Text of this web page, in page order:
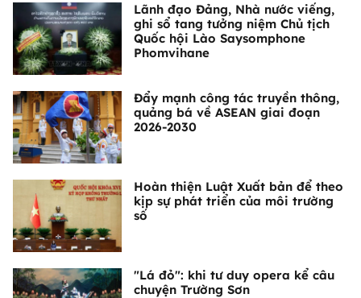
Lãnh đạo Đảng, Nhà nước viếng,
ghi sổ tang tưởng niệm Chủ tịch
Quốc hội Lào Saysomphone
Phomvihane
Đẩy mạnh công tác truyền thông,
quảng bá về ASEAN giai đoạn
2026-2030
Hoàn thiện Luật Xuất bản để theo
kịp sự phát triển của môi trường
số
"Lá đỏ": khi tư duy opera kể câu
chuyện Trường Sơn